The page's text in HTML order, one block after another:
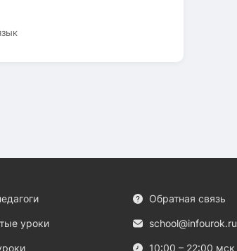
уроки
Обратная связь
school@infourok.ru
10:00 – 22:00 мск